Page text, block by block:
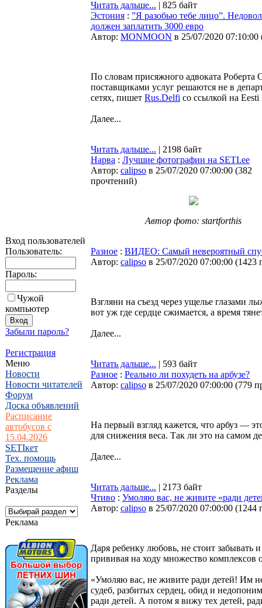
Вход пользователей
Пользователь:
Пароль:
Чужой
компьютер
Забыли пароль?
Регистрация
Меню
Новости
Новости читателей
Форум
Доска объявлений
Расписание
автобусов с
15.04.2026
SETIкет
Тех. помощь
Размещение афиш
Реклама
Разделы
Реклама
Читать дальше... | 825 байт
Эстония : ”Я разобью тебе лицо”.
должен заплатить 3000 евро
Автор: MONMOON в 25/07/2020 07:10:00
По словам присяжного адвоката
поставщиками услуг решаются не в
сетях, пишет Rus.Delfi со ссылкой на Eesti
Далее...
Читать дальше... | 2198 байт
Нарва : Лучшие фотографии на SETI.ee
Автор: calipso в 25/07/2020 07:00:00 (382
прочтений)
Автор фото: startforthis
Разное : ВИДЕО: Самый невероятный
Автор: calipso в 25/07/2020 07:00:00 (1423
Взгляни на съезд через ущелье глазами
вот уж где сердце сжимается, а время
Далее...
Читать дальше... | 593 байт
Разное : Реально ли похудеть на арбузе?
Автор: calipso в 25/07/2020 07:00:00 (779
На первый взгляд кажется, что арбуз —
для снижения веса. Так ли это на самом
Далее...
Читать дальше... | 2173 байт
Чтиво : Умоляю вас, не живите «ради
Автор: calipso в 25/07/2020 07:00:00 (1244
Даря ребенку любовь, не стоит забывать
прививая на ходу множество
«Умоляю вас, не живите ради детей! Им
судеб, разбитых сердец, обид и
ради детей. А потом я вижу тех детей,